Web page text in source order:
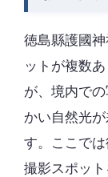
徳島縣護國
ットが複数
が、境内で
かい自然光
す。ここで
撮影スポット